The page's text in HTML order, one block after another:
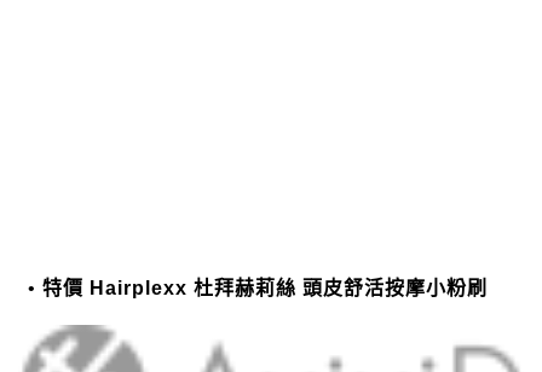
特價 Hairplexx 杜拜赫莉絲 頭皮舒活按摩小粉刷